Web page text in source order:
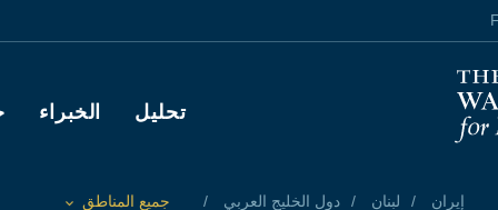
Main navigation
تحليل الخبراء
إيران لبنان دول الخليج العربي جميع المناطق